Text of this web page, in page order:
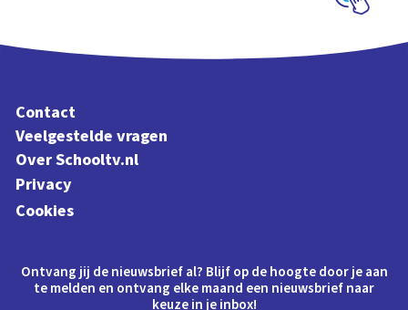
Contact
Veelgestelde vragen
Over Schooltv.nl
Privacy
Cookies
Ontvang jij de nieuwsbrief al? Blijf op de hoogte door je aan
te melden en ontvang elke maand een nieuwsbrief naar
keuze in je inbox!